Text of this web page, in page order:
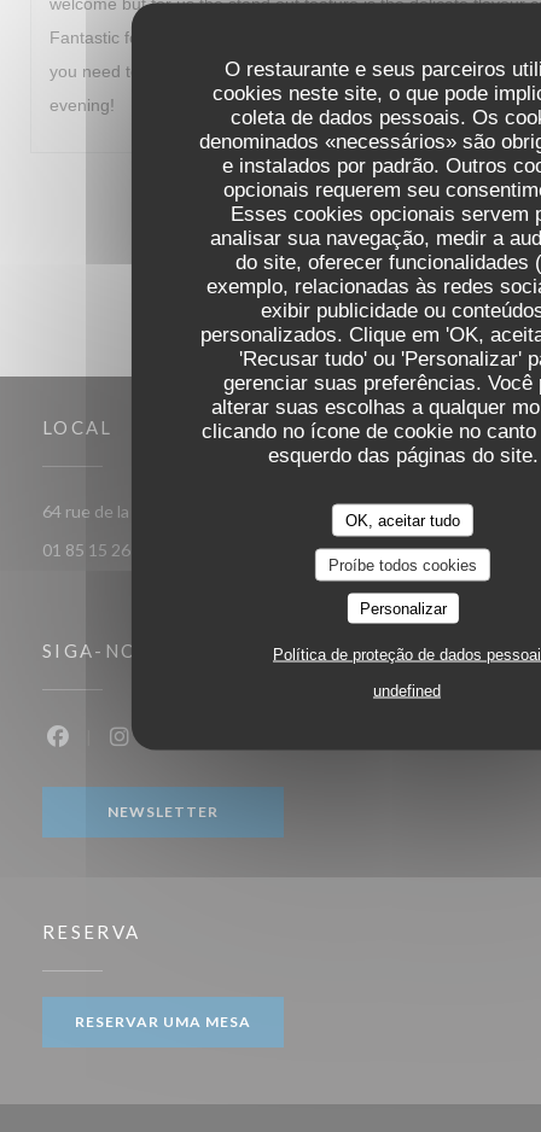
O restaurante e seus parceiros
cookies neste site, o que pode
coleta de dados pessoais. Os
denominados «necessários» são
e instalados por padrão. Outros
opcionais requerem seu
Esses cookies opcionais servem
analisar sua navegação, medir a
do site, oferecer funcionalidades
exemplo, relacionadas às redes
exibir publicidade ou
personalizados. Clique em 'OK,
'Recusar tudo' ou 'Personalizar'
gerenciar suas preferências. Você
alterar suas escolhas a qualquer
clicando no ícone de cookie no
esquerdo das páginas do site.
OK, aceitar tudo
Proíbe todos cookies
Personalizar
Política de proteção de dados
undefined
Fantastic food and a great way to start our visit to Paris. I fully
you need to travel out of your way to experience. Thanks for a
evening!
1 2 3
LOCAL
64 rue de la Croix Nivert 75015 Paris
((abre numa nova janela))
01 85 15 26 89
SIGA-NOS
Facebook ((abre numa nova janela))
Instagram ((abre numa nova janela))
NEWSLETTER
RESERVA
RESERVAR UMA MESA